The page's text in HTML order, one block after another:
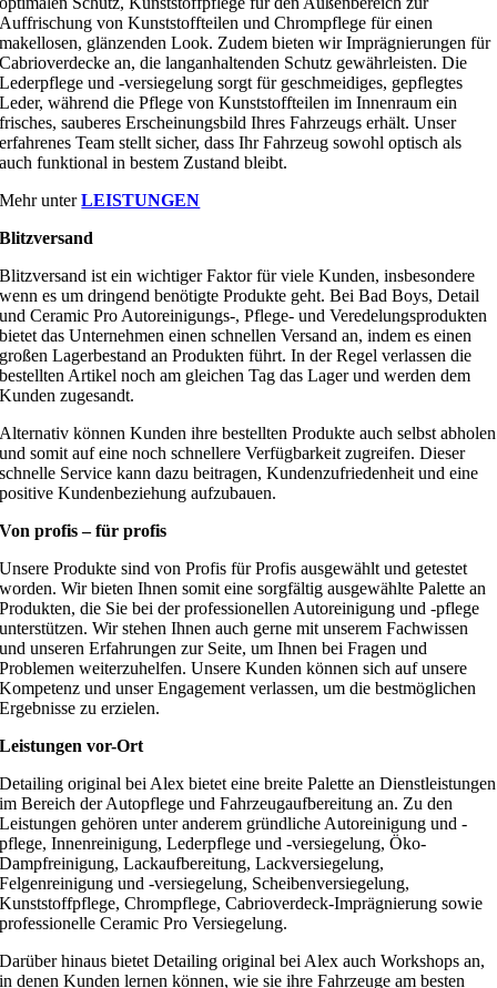
Auffrischung von Kunststoffteilen und Chrompflege für einen
makellosen, glänzenden Look. Zudem bieten wir Imprägnierungen für
Cabrioverdecke an, die langanhaltenden Schutz gewährleisten. Die
Lederpflege und -versiegelung sorgt für geschmeidiges, gepflegtes
Leder, während die Pflege von Kunststoffteilen im Innenraum ein
frisches, sauberes Erscheinungsbild Ihres Fahrzeugs erhält. Unser
erfahrenes Team stellt sicher, dass Ihr Fahrzeug sowohl optisch als
auch funktional in bestem Zustand bleibt.
Mehr unterLEISTUNGEN
Blitzversand
Blitzversand ist ein wichtiger Faktor für viele Kunden, insbesondere
wenn es um dringend benötigte Produkte geht. Bei Bad Boys, Detail
und Ceramic Pro Autoreinigungs-, Pflege- und Veredelungsprodukten
bietet das Unternehmen einen schnellen Versand an, indem es einen
großen Lagerbestand an Produkten führt. In der Regel verlassen die
bestellten Artikel noch am gleichen Tag das Lager und werden dem
Kunden zugesandt.
Alternativ können Kunden ihre bestellten Produkte auch selbst abholen
und somit auf eine noch schnellere Verfügbarkeit zugreifen. Dieser
schnelle Service kann dazu beitragen, Kundenzufriedenheit und eine
positive Kundenbeziehung aufzubauen.
Von profis – für profis
Unsere Produkte sind von Profis für Profis ausgewählt und getestet
worden. Wir bieten Ihnen somit eine sorgfältig ausgewählte Palette an
Produkten, die Sie bei der professionellen Autoreinigung und -pflege
unterstützen. Wir stehen Ihnen auch gerne mit unserem Fachwissen
und unseren Erfahrungen zur Seite, um Ihnen bei Fragen und
Problemen weiterzuhelfen. Unsere Kunden können sich auf unsere
Kompetenz und unser Engagement verlassen, um die bestmöglichen
Ergebnisse zu erzielen.
Leistungen vor-Ort
Detailing original bei Alex bietet eine breite Palette an Dienstleistungen
im Bereich der Autopflege und Fahrzeugaufbereitung an. Zu den
Leistungen gehören unter anderem gründliche Autoreinigung und -
pflege, Innenreinigung, Lederpflege und -versiegelung, Öko-
Dampfreinigung, Lackaufbereitung, Lackversiegelung,
Felgenreinigung und -versiegelung, Scheibenversiegelung,
Kunststoffpflege, Chrompflege, Cabrioverdeck-Imprägnierung sowie
professionelle Ceramic Pro Versiegelung.
Darüber hinaus bietet Detailing original bei Alex auch Workshops an,
in denen Kunden lernen können, wie sie ihre Fahrzeuge am besten